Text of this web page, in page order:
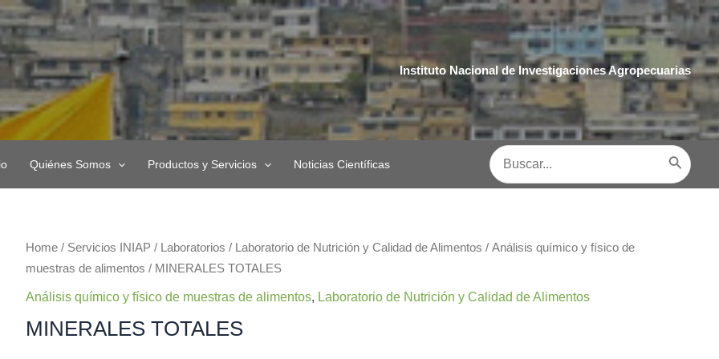
Instituto Nacional de Investigaciones Agropecuarias
Quiénes Somos Productos y Servicios Noticias Científicas
Buscar
por:
Home / Servicios INIAP / Laboratorios / Laboratorio de Nutrición y Calidad de Alimentos / Análisis químico y físico de
muestras de alimentos / MINERALES TOTALES
Análisis químico y físico de muestras de alimentos, Laboratorio de Nutrición y Calidad de Alimentos
MINERALES TOTALES
MINERALES
TOTALES
quantity